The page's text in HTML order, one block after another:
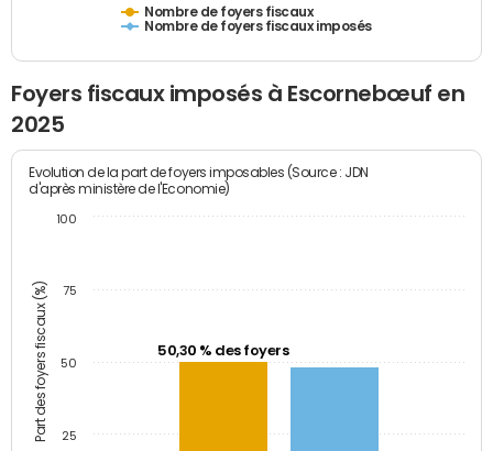
Nombre de foyers fiscaux
Nombre de foyers fiscaux imposés
Foyers fiscaux imposés à Escornebœuf en
2025
Part des foyers fiscaux (%)
Evolution de la part de foyers imposables (Source : JDN
d'après ministère de l'Economie)
50,30 % des foyers
25
50
75
100